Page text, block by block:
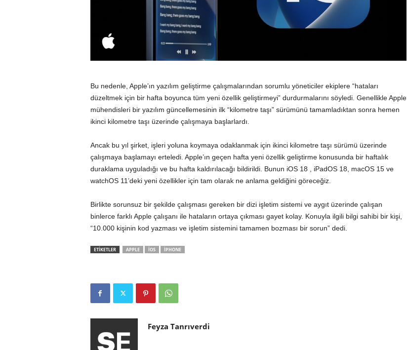
Bu nedenle, Apple’ın yazılım geliştirme çalışmalarından sorumlu yöneticiler ekiplere “hataları
düzeltmek için bir hafta boyunca tüm yeni özellik geliştirmeyi” durdurmalarını söyledi. Genellikle Apple
mühendisleri bir yazılım güncellemesinin ilk “kilometre taşı” sürümünü tamamladıktan sonra hemen
ikinci kilometre taşı üzerinde çalışmaya başlarlardı.
Ancak bu yıl şirket, işleri yoluna koymaya odaklanmak için ikinci kilometre taşı sürümü üzerinde
çalışmaya başlamayı erteledi. Apple’ın geçen hafta yeni özellik geliştirme konusunda bir haftalık
duraklama uyguladığı ve bu hafta kaldırılacağı bildirildi. Bunun iOS 18 , iPadOS 18, macOS 15 ve
watchOS 11’deki yeni özellikler için tam olarak ne anlama geldiğini göreceğiz.
Birlikte sorunsuz bir şekilde çalışması gereken bir dizi işletim sistemi ve aygıt üzerinde çalışan
binlerce farklı Apple çalışanı ile hataların ortaya çıkması gayet kolay. Konuyla ilgili bilgi sahibi bir kişi,
“10.000 kişinin kod yazması ve işletim sistemini tamamen bozması bir sorun” dedi.
ETİKETLER APPLE IOS IPHONE
Feyza Tanrıverdi